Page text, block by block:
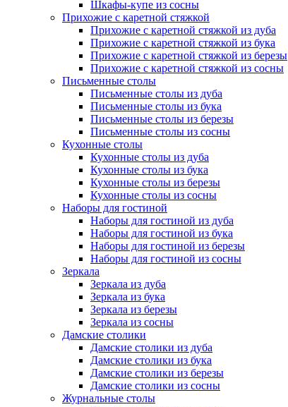
Шкафы-купе из сосны
Прихожие с каретной стяжкой
Прихожие с каретной стяжкой из дуба
Прихожие с каретной стяжкой из бука
Прихожие с каретной стяжкой из березы
Прихожие с каретной стяжкой из сосны
Письменные столы
Письменные столы из дуба
Письменные столы из бука
Письменные столы из березы
Письменные столы из сосны
Кухонные столы
Кухонные столы из дуба
Кухонные столы из бука
Кухонные столы из березы
Кухонные столы из сосны
Наборы для гостиной
Наборы для гостиной из дуба
Наборы для гостиной из бука
Наборы для гостиной из березы
Наборы для гостиной из сосны
Зеркала
Зеркала из дуба
Зеркала из бука
Зеркала из березы
Зеркала из сосны
Дамские столики
Дамские столики из дуба
Дамские столики из бука
Дамские столики из березы
Дамские столики из сосны
Журнальные столы